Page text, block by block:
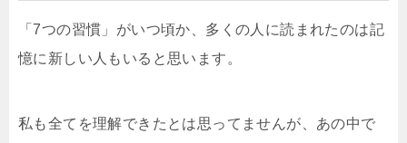
「7つの習慣」がいつ頃か、多くの人に読まれたのは記
憶に新しい人もいると思います。
私も全てを理解できたとは思ってませんが、あの中で